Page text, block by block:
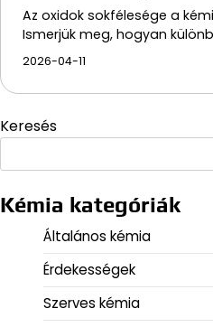
Az oxidok sokfélesége a
Ismerjük meg, hogyan
2026-04-11
Keresés
Kémia kategóriák
Általános kémia
Érdekességek
Szerves kémia